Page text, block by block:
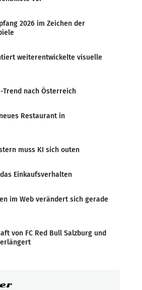
2026 im Zeichen der
weiterentwickelte visuelle
Trend nach Österreich
Restaurant in
muss KI sich outen
Einkaufsverhalten
im Web verändert sich gerade
von FC Red Bull Salzburg und